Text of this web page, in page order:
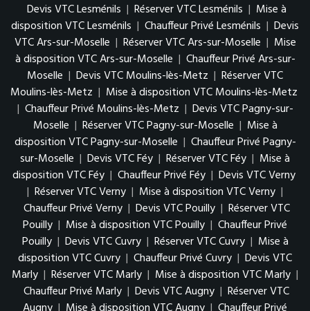
Devis VTC Lesménils | Réserver VTC Lesménils | Mise à
disposition VTC Lesménils | Chauffeur Privé Lesménils | Devis
VTC Ars-sur-Moselle | Réserver VTC Ars-sur-Moselle | Mise
à disposition VTC Ars-sur-Moselle | Chauffeur Privé Ars-sur-
Moselle | Devis VTC Moulins-lès-Metz | Réserver VTC
Moulins-lès-Metz | Mise à disposition VTC Moulins-lès-Metz
| Chauffeur Privé Moulins-lès-Metz | Devis VTC Pagny-sur-
Moselle | Réserver VTC Pagny-sur-Moselle | Mise à
disposition VTC Pagny-sur-Moselle | Chauffeur Privé Pagny-
sur-Moselle | Devis VTC Féy | Réserver VTC Féy | Mise à
disposition VTC Féy | Chauffeur Privé Féy | Devis VTC Verny
| Réserver VTC Verny | Mise à disposition VTC Verny |
Chauffeur Privé Verny | Devis VTC Pouilly | Réserver VTC
Pouilly | Mise à disposition VTC Pouilly | Chauffeur Privé
Pouilly | Devis VTC Cuvry | Réserver VTC Cuvry | Mise à
disposition VTC Cuvry | Chauffeur Privé Cuvry | Devis VTC
Marly | Réserver VTC Marly | Mise à disposition VTC Marly |
Chauffeur Privé Marly | Devis VTC Augny | Réserver VTC